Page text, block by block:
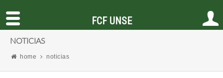
NOTICIAS
home noticias
FCF UNSE